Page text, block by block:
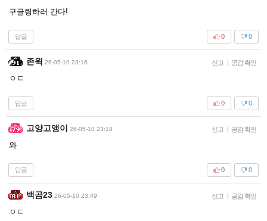
구글링하러 간다!
답글 0
0
존윅 26-05-10 23:16 신고 | 공감 확인
ㅇㄷ
답글 0
0
고양고앵이 26-05-10 23:18 신고 | 공감 확인
와
답글 0
0
백곰23 26-05-10 23:49 신고 | 공감 확인
ㅇㄷ